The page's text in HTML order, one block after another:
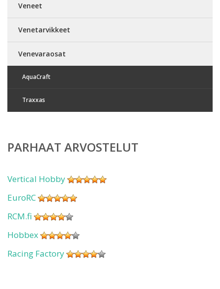
Veneet
Venetarvikkeet
Venevaraosat
AquaCraft
Traxxas
PARHAAT ARVOSTELUT
Vertical Hobby
EuroRC
RCM.fi
Hobbex
Racing Factory